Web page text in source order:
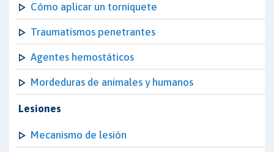
Cómo aplicar un torniquete
Traumatismos penetrantes
Agentes hemostáticos
Mordeduras de animales y humanos
Lesiones
Mecanismo de lesión